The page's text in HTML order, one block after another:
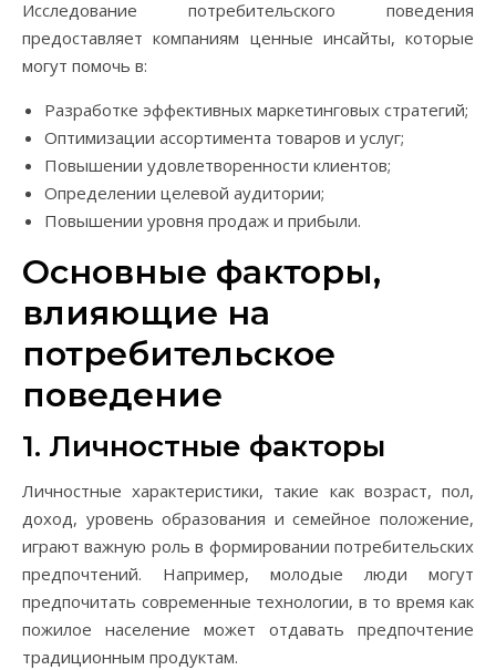
Исследование потребительского поведения
предоставляет компаниям ценные инсайты, которые
могут помочь в:
Разработке эффективных маркетинговых стратегий;
Оптимизации ассортимента товаров и услуг;
Повышении удовлетворенности клиентов;
Определении целевой аудитории;
Повышении уровня продаж и прибыли.
Основные факторы,
влияющие на
потребительское
поведение
1. Личностные факторы
Личностные характеристики, такие как возраст, пол,
доход, уровень образования и семейное положение,
играют важную роль в формировании потребительских
предпочтений. Например, молодые люди могут
предпочитать современные технологии, в то время как
пожилое население может отдавать предпочтение
традиционным продуктам.